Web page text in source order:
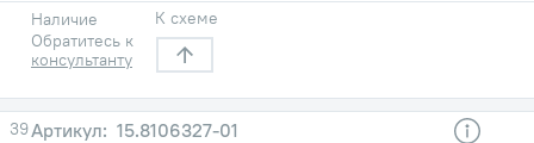
Наличие
Обратитесь к
консультанту
К схеме
39
15.8106327-01